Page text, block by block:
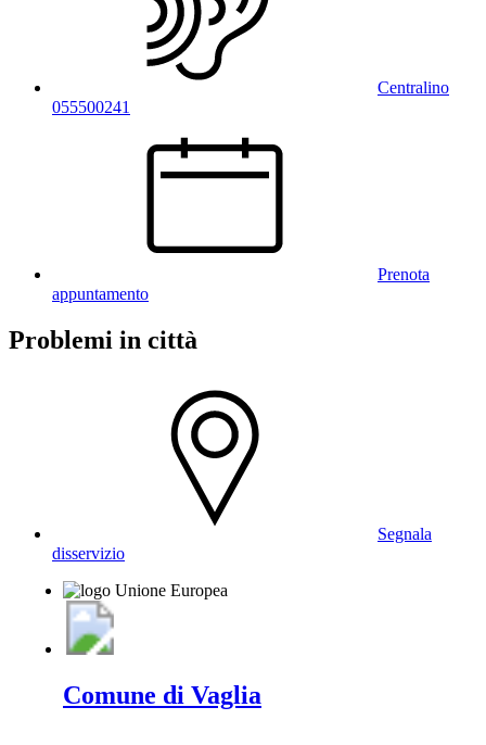
Centralino
055500241
Prenota
appuntamento
Problemi in città
Segnala
disservizio
Comune di Vaglia